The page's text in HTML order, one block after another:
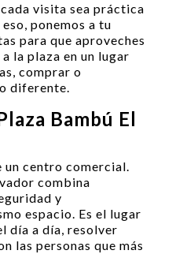
visita sea práctica
ponemos a tu
para que aproveches
la plaza en un lugar
comprar o
diferente.
Bambú El
un centro comercial.
combina
y
espacio. Es el lugar
día a día, resolver
las personas que más